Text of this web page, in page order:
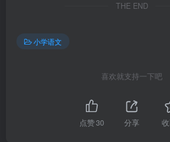
THE END
小学语文
喜欢就支持一下吧
点赞30 分享